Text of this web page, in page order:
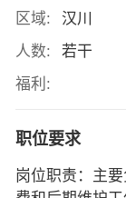
区域:
汉川
人数:
若干
福利:
职位要求
岗位职责：主